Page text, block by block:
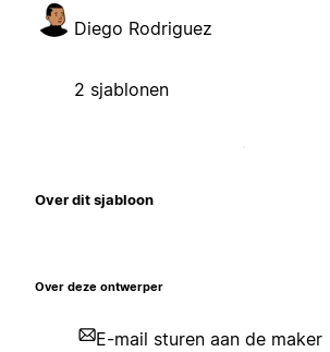
Diego Rodriguez
2 sjablonen
Over dit sjabloon
Over deze ontwerper
E-mail sturen aan de maker